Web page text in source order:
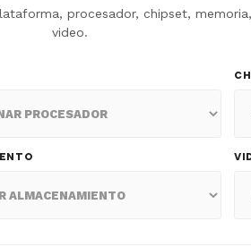
procesador, chipset,
video.